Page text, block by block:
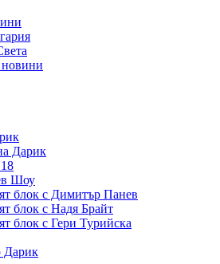
Дарик
Шоу
блок с Димитър Панев
блок с Надя Брайт
блок с Гери Турийска
Дарик